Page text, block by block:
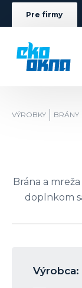
Pre firmy
VÝROBKY BRÁNY
Brána a
doplnkom
Výrobca: